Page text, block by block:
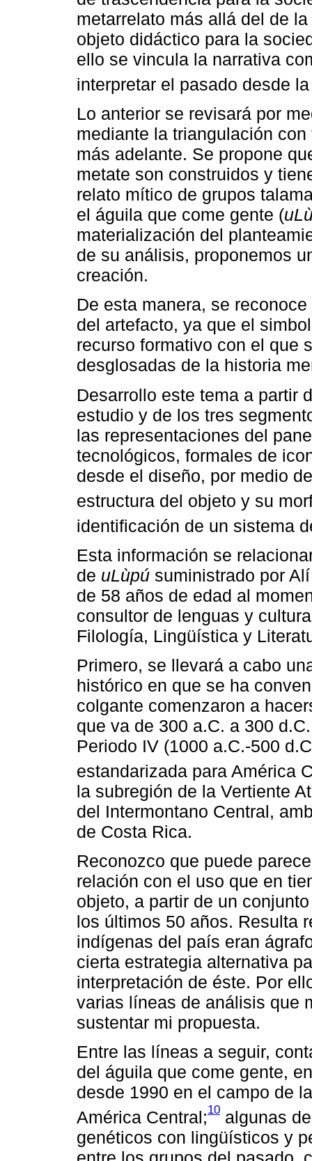
metarrelato más allá del de
objeto didáctico para la
ello se vincula la narrativa
interpretar el pasado desde
Lo anterior se revisará por
mediante la triangulación
más adelante. Se propone
metate son construidos y
relato mítico de grupos
el águila que come gente (
materialización del
de su análisis, proponemos
creación.
De esta manera, se
del artefacto, ya que el
recurso formativo con el que
desglosadas de la historia
Desarrollo este tema a partir
estudio y de los tres
las representaciones del
tecnológicos, formales de
desde el diseño, por medio
estructura del objeto y su
identificación de un sistema
Esta información se
de uLùpú suministrado por
de 58 años de edad al
consultor de lenguas y
Filología, Lingüística y
Primero, se llevará a cabo
histórico en que se ha
colgante comenzaron a
que va de 300 a.C. a 300
Periodo IV (1000 a.C.-500
estandarizada para América
la subregión de la Vertiente
del Intermontano Central,
de Costa Rica.
Reconozco que puede
relación con el uso que en
objeto, a partir de un
los últimos 50 años. Resulta
indígenas del país eran
cierta estrategia alternativa
interpretación de éste. Por
varias líneas de análisis que
sustentar mi propuesta.
Entre las líneas a seguir,
del águila que come gente,
desde 1990 en el campo de
América Central;10 algunas
genéticos con lingüísticos y